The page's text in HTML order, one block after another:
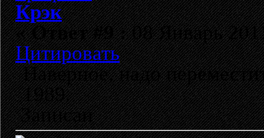
Крэк
«Ответ #9 :08 Январь
Цитировать
Наверное, надо
1989.
Записан